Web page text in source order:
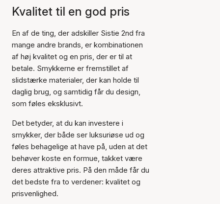
Kvalitet til en god pris
En af de ting, der adskiller Sistie 2nd fra
mange andre brands, er kombinationen
af høj kvalitet og en pris, der er til at
betale. Smykkerne er fremstillet af
slidstærke materialer, der kan holde til
daglig brug, og samtidig får du design,
som føles eksklusivt.
Det betyder, at du kan investere i
smykker, der både ser luksuriøse ud og
føles behagelige at have på, uden at det
behøver koste en formue, takket være
deres attraktive pris. På den måde får du
det bedste fra to verdener: kvalitet og
prisvenlighed.